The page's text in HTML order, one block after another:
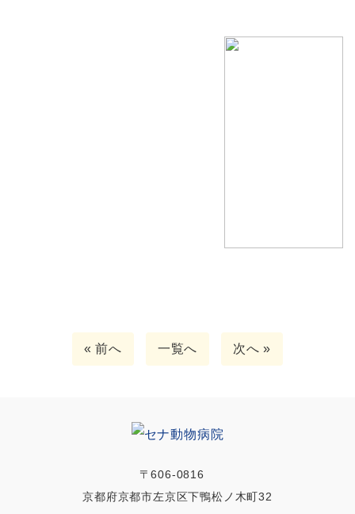
« 前へ 一覧へ 次へ »
〒606-0816
京都府京都市左京区下鴨松ノ木町32